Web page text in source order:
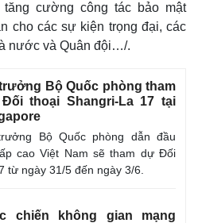
cường công tác bảo mật
cho các sự kiện trọng đại, các
nước và Quân đội…/.
Bộ Quốc phòng tham
thoại Shangri-La 17 tại
Bộ Quốc phòng dẫn đầu
cao Việt Nam sẽ tham dự Đối
từ ngày 31/5 đến ngày 3/6.
chiến không gian mạng